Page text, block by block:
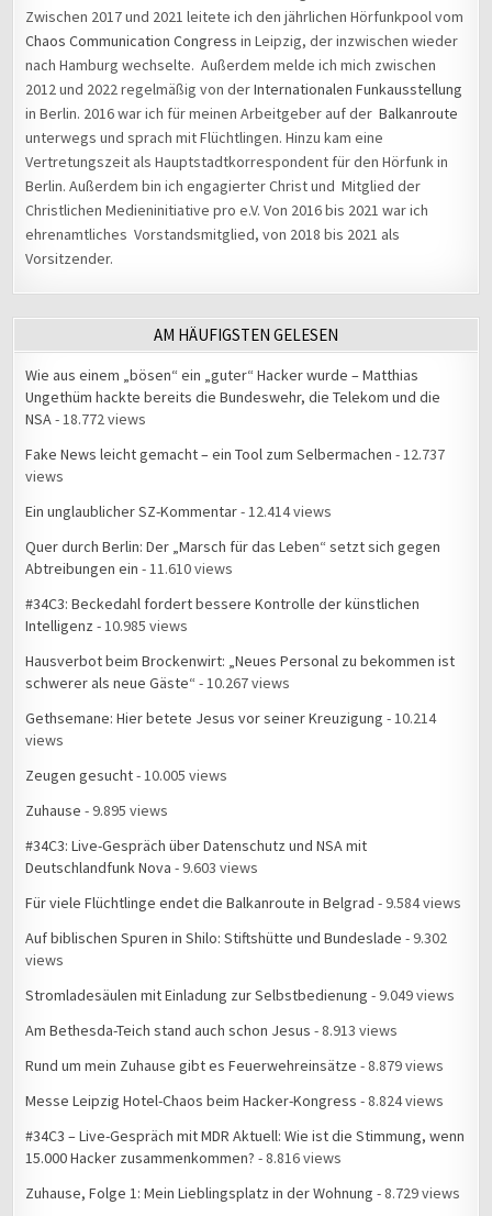
Zwischen 2017 und 2021 leitete ich den jährlichen Hörfunkpool vom
Chaos Communication Congress in Leipzig, der inzwischen wieder
nach Hamburg wechselte. Außerdem melde ich mich zwischen
2012 und 2022 regelmäßig von derInternationalen Funkausstellung
in Berlin. 2016 war ich für meinen Arbeitgeber auf derBalkanroute
unterwegs und sprach mit Flüchtlingen. Hinzu kam eine
Vertretungszeit als Hauptstadtkorrespondent für den Hörfunk in
Berlin. Außerdem bin ich engagierter Christ und Mitglied der
Christlichen Medieninitiative pro e.V. Von 2016 bis 2021 war ich
ehrenamtliches Vorstandsmitglied, von 2018 bis 2021 als
Vorsitzender.
AM HÄUFIGSTEN GELESEN
Wie aus einem „bösen“ ein „guter“ Hacker wurde – Matthias
Ungethüm hackte bereits die Bundeswehr, die Telekom und die
NSA - 18.772 views
Fake News leicht gemacht – ein Tool zum Selbermachen - 12.737
views
Ein unglaublicher SZ-Kommentar- 12.414 views
Quer durch Berlin: Der „Marsch für das Leben“ setzt sich gegen
Abtreibungen ein - 11.610 views
#34C3: Beckedahl fordert bessere Kontrolle der künstlichen
Intelligenz - 10.985 views
Hausverbot beim Brockenwirt: „Neues Personal zu bekommen ist
schwerer als neue Gäste“ - 10.267 views
Gethsemane: Hier betete Jesus vor seiner Kreuzigung - 10.214
views
Zeugen gesucht- 10.005 views
Zuhause - 9.895 views
#34C3: Live-Gespräch über Datenschutz und NSA mit
Deutschlandfunk Nova - 9.603 views
Für viele Flüchtlinge endet die Balkanroute in Belgrad - 9.584 views
Auf biblischen Spuren in Shilo: Stiftshütte und Bundeslade - 9.302
views
Stromladesäulen mit Einladung zur Selbstbedienung - 9.049 views
Am Bethesda-Teich stand auch schon Jesus - 8.913 views
Rund um mein Zuhause gibt es Feuerwehreinsätze - 8.879 views
Messe Leipzig Hotel-Chaos beim Hacker-Kongress - 8.824 views
#34C3 – Live-Gespräch mit MDR Aktuell: Wie ist die Stimmung, wenn
15.000 Hacker zusammenkommen? - 8.816 views
Zuhause, Folge 1: Mein Lieblingsplatz in der Wohnung - 8.729 views